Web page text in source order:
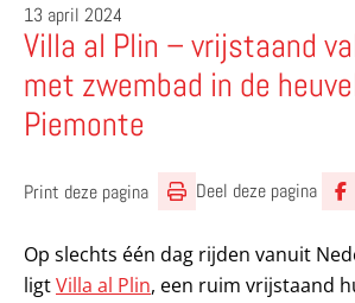
13 april 2024
Villa al Plin – vrijstaand
met zwembad in de
Piemonte
Print deze pagina Deel deze pagina
Op slechts één dag rijden vanuit
ligtVilla al Plin, een ruim vrijstaand